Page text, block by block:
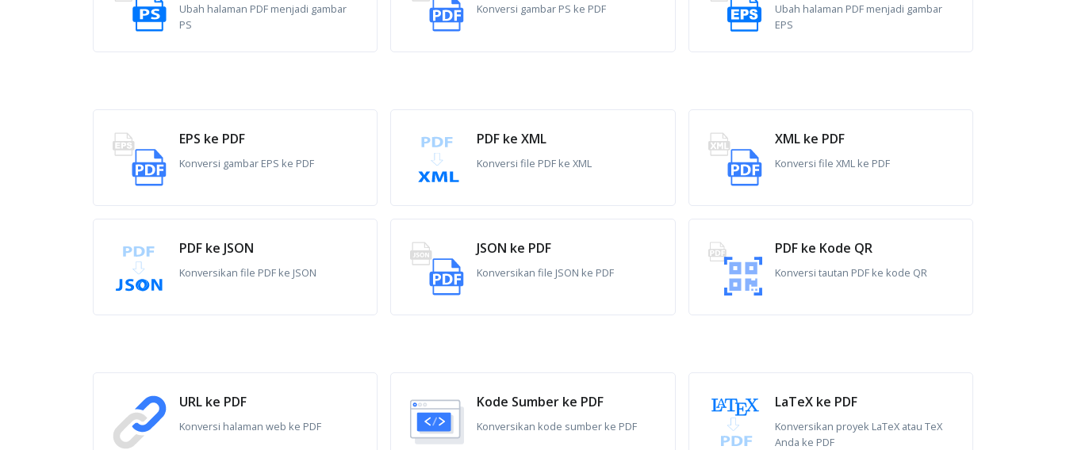
Ubah halaman PDF menjadi gambar
PS
Konversi gambar PS ke PDF
Ubah halaman PDF menjadi gambar
EPS
EPS ke PDF
Konversi gambar EPS ke PDF
PDF ke XML
Konversi file PDF ke XML
XML ke PDF
Konversi file XML ke PDF
PDF ke JSON
Konversikan file PDF ke JSON
JSON ke PDF
Konversikan file JSON ke PDF
PDF ke Kode QR
Konversi tautan PDF ke kode QR
URL ke PDF
Konversi halaman web ke PDF
Kode Sumber ke PDF
Konversikan kode sumber ke PDF
LaTeX ke PDF
Konversikan proyek LaTeX atau TeX
Anda ke PDF